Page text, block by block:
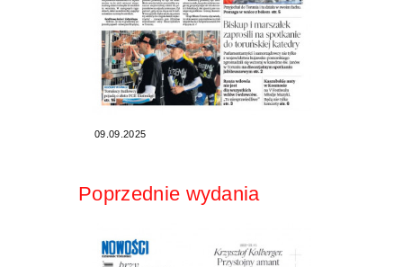
09.09.2025
Poprzednie wydania